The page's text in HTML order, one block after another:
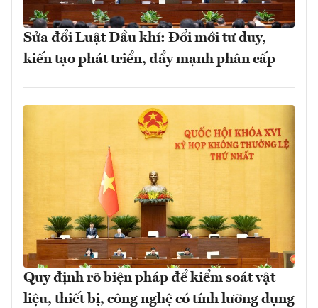
Sửa đổi Luật Dầu khí: Đổi mới tư duy,
kiến tạo phát triển, đẩy mạnh phân cấp
Quy định rõ biện pháp để kiểm soát vật
liệu, thiết bị, công nghệ có tính lưỡng dụng